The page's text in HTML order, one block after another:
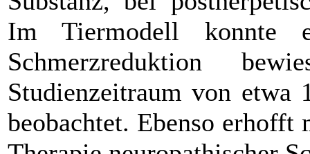
Im Tiermodell konnte
Schmerzreduktion
Studienzeitraum von etwa
beobachtet. Ebenso erhofft